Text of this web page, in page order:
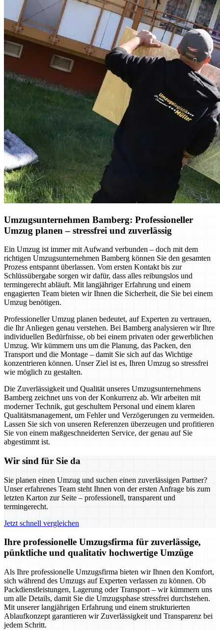
Umzugsunternehmen Bamberg: Professioneller
Umzug planen – stressfrei und zuverlässig
Ein Umzug ist immer mit Aufwand verbunden – doch mit dem
richtigen Umzugsunternehmen Bamberg können Sie den gesamten
Prozess entspannt überlassen. Vom ersten Kontakt bis zur
Schlüssübergabe sorgen wir dafür, dass alles reibungslos und
termingerecht abläuft. Mit langjähriger Erfahrung und einem
engagierten Team bieten wir Ihnen die Sicherheit, die Sie bei einem
Umzug benötigen.
Professioneller Umzug planen bedeutet, auf Experten zu vertrauen,
die Ihr Anliegen genau verstehen. Bei Bamberg analysieren wir Ihre
individuellen Bedürfnisse, ob bei einem privaten oder gewerblichen
Umzug. Wir kümmern uns um die Planung, das Packen, den
Transport und die Montage – damit Sie sich auf das Wichtige
konzentrieren können. Unser Ziel ist es, Ihren Umzug so stressfrei
wie möglich zu gestalten.
Die Zuverlässigkeit und Qualität unseres Umzugsunternehmens
Bamberg zeichnet uns von der Konkurrenz ab. Wir arbeiten mit
moderner Technik, gut geschultem Personal und einem klaren
Qualitätsmanagement, um Fehler und Verzögerungen zu vermeiden.
Lassen Sie sich von unseren Referenzen überzeugen und profitieren
Sie von einem maßgeschneiderten Service, der genau auf Sie
abgestimmt ist.
Wir sind für Sie da
Sie planen einen Umzug und suchen einen zuverlässigen Partner?
Unser erfahrenes Team steht Ihnen von der ersten Anfrage bis zum
letzten Karton zur Seite – professionell, transparent und
termingerecht.
Jetzt schnell vergleichen
Ihre professionelle Umzugsfirma für zuverlässige,
pünktliche und qualitativ hochwertige Umzüge
Als Ihre professionelle Umzugsfirma bieten wir Ihnen den Komfort,
sich während des Umzugs auf Experten verlassen zu können. Ob
Packdienstleistungen, Lagerung oder Transport – wir kümmern uns
um alle Details, damit Sie die Umzugsphase stressfrei durchstehen.
Mit unserer langjährigen Erfahrung und einem strukturierten
Ablaufkonzept garantieren wir Zuverlässigkeit und Transparenz bei
jedem Schritt.